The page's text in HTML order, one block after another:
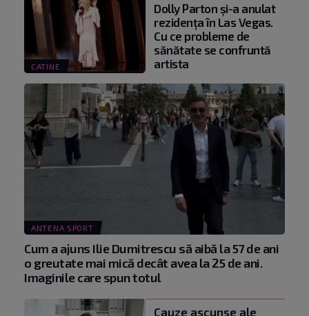
CATINE
Dolly Parton și-a anulat
rezidența în Las Vegas.
Cu ce probleme de
sănătate se confruntă
artista
ANTENA SPORT
Cum a ajuns Ilie Dumitrescu să aibă la 57 de ani
o greutate mai mică decât avea la 25 de ani.
Imaginile care spun totul
Cauze ascunse ale